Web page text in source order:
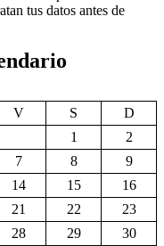
V S
D
1
2
7 8
9
14 15
16
21 22
23
28 29
30